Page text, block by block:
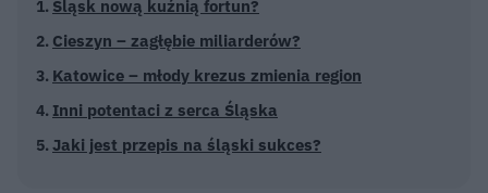
Śląsk nową kuźnią fortun?
Cieszyn – zagłębie miliarderów?
Katowice – młody krezus zmienia region
Inni potentaci z serca Śląska
Jaki jest przepis na śląski sukces?